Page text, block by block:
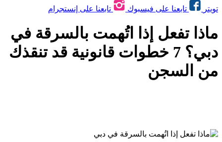
تويتر
تابعنا على فيسبوك تابعنا على إنستجرام
ماذا تفعل إذا اتُهمت بالسرقة في
دبي؟ 7 خطوات قانونية قد تنقذك
من السجن